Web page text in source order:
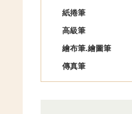
紙捲筆
高級筆
繪布筆.繪圖筆
傳真筆